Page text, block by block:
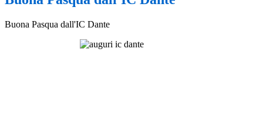
Buona Pasqua dall'IC Dante